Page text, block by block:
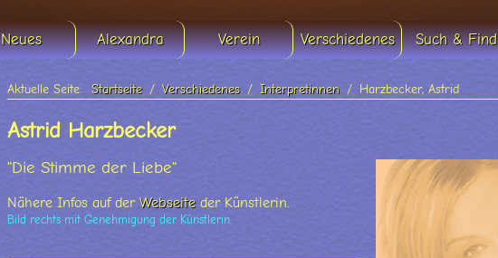
Neues Alexandra Verein Verschiedenes Such & Find
Aktuelle Seite: Startseite Verschiedenes Interpretinnen Harzbecker, Astrid
Astrid Harzbecker
"Die Stimme der Liebe"
Nähere Infos auf der Webseiteder Künstlerin.
Bild rechts mit Genehmigung der Künstlerin.